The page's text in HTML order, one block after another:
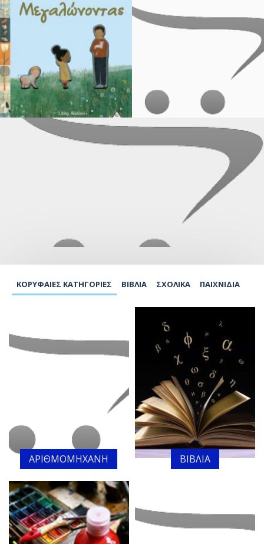
ΚΟΡΥΦΑΊΕΣ ΚΑΤΗΓΟΡΊΕΣ ΒΙΒΛΊΑ ΣΧΟΛΙΚΆ ΠΑΙΧΝΊΔΙΑ
ΑΡΙΘΜΟΜΗΧΑΝΗ ΒΙΒΛΙΑ